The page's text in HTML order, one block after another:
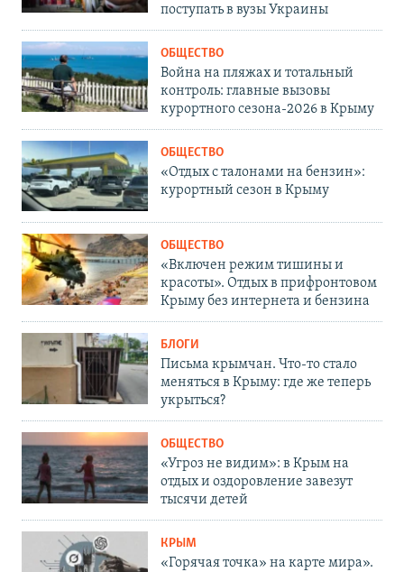
поступать в вузы Украины
ОБЩЕСТВО
Война на пляжах и тотальный
контроль: главные вызовы
курортного сезона-2026 в Крыму
ОБЩЕСТВО
«Отдых с талонами на бензин»:
курортный сезон в Крыму
ОБЩЕСТВО
«Включен режим тишины и
красоты». Отдых в прифронтовом
Крыму без интернета и бензина
БЛОГИ
Письма крымчан. Что-то стало
меняться в Крыму: где же теперь
укрыться?
ОБЩЕСТВО
«Угроз не видим»: в Крым на
отдых и оздоровление завезут
тысячи детей
КРЫМ
«Горячая точка» на карте мира».